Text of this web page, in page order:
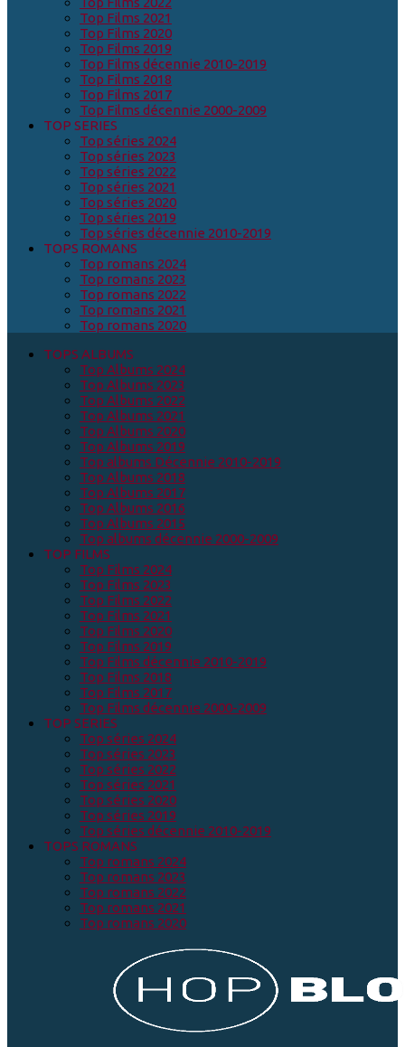
Top Films 2021
Top Films 2020
Top Films 2019
Top Films décennie 2010-2019
Top Films 2018
Top Films 2017
Top Films décennie 2000-2009
TOP SERIES
Top séries 2024
Top séries 2023
Top séries 2022
Top séries 2021
Top séries 2020
Top séries 2019
Top séries décennie 2010-2019
TOPS ROMANS
Top romans 2024
Top romans 2023
Top romans 2022
Top romans 2021
Top romans 2020
TOPS ALBUMS
Top Albums 2024
Top Albums 2023
Top Albums 2022
Top Albums 2021
Top Albums 2020
Top Albums 2019
Top albums Décennie 2010-2019
Top Albums 2018
Top Albums 2017
Top Albums 2016
Top Albums 2015
Top albums décennie 2000-2009
TOP FILMS
Top Films 2024
Top Films 2023
Top Films 2022
Top Films 2021
Top Films 2020
Top Films 2019
Top Films décennie 2010-2019
Top Films 2018
Top Films 2017
Top Films décennie 2000-2009
TOP SERIES
Top séries 2024
Top séries 2023
Top séries 2022
Top séries 2021
Top séries 2020
Top séries 2019
Top séries décennie 2010-2019
TOPS ROMANS
Top romans 2024
Top romans 2023
Top romans 2022
Top romans 2021
Top romans 2020